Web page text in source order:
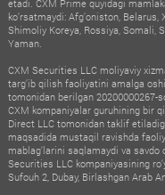
etadi. CXM Prime quyidagi
ko‘rsatmaydi: Afg‘oniston, Belarus,
Shimoliy Koreya, Rossiya, Somali,
Yaman.
CXM Securities LLC moliyaviy
targ‘ib qilish faoliyatini amalga
tomonidan berilgan 20200000267-
CXM kompaniyalar guruhining bir
Direct LLC tomonidan taklif
maqsadida mustaqil ravishda
mablag‘larini saqlamaydi va
Securities LLC kompaniyasining
Sufouh 2, Dubay, Birlashgan Arab